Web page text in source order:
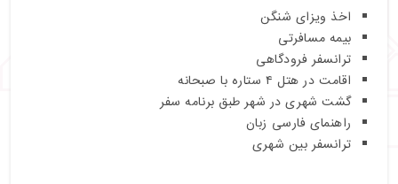
اخذ ویزای شنگن
بیمه مسافرتی
ترانسفر فرودگاهی
اقامت در هتل ۴ ستاره با صبحانه
گشت شهری در شهر طبق برنامه سفر
راهنمای فارسی‌ زبان
ترانسفر بین شهری